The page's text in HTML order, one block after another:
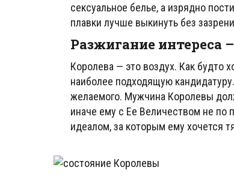
сексуальное белье, а изрядно
плавки лучше выкинуть без
Разжигание интереса
Королева — это воздух. Как будто
наиболее подходящую
желаемого. Мужчина Королевы
иначе ему с Ее Величеством не по
идеалом, за которым ему хочется